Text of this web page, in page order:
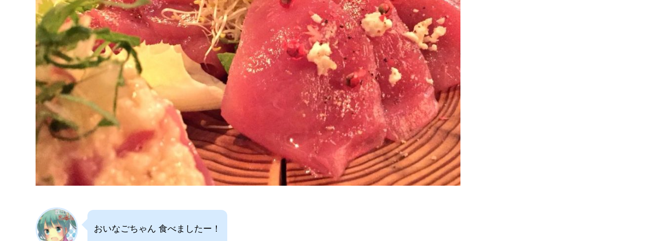
おいなごちゃん 食べましたー！